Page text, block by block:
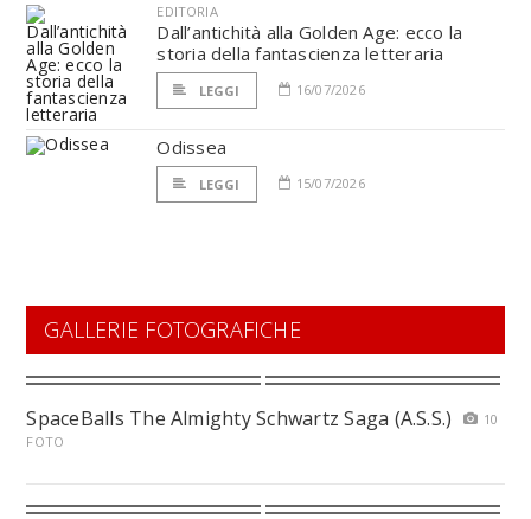
EDITORIA
Dall’antichità alla Golden Age: ecco la
storia della fantascienza letteraria
LEGGI 16/07/2026
Odissea
LEGGI 15/07/2026
GALLERIE FOTOGRAFICHE
SpaceBalls The Almighty Schwartz Saga (A.S.S.)
10
FOTO